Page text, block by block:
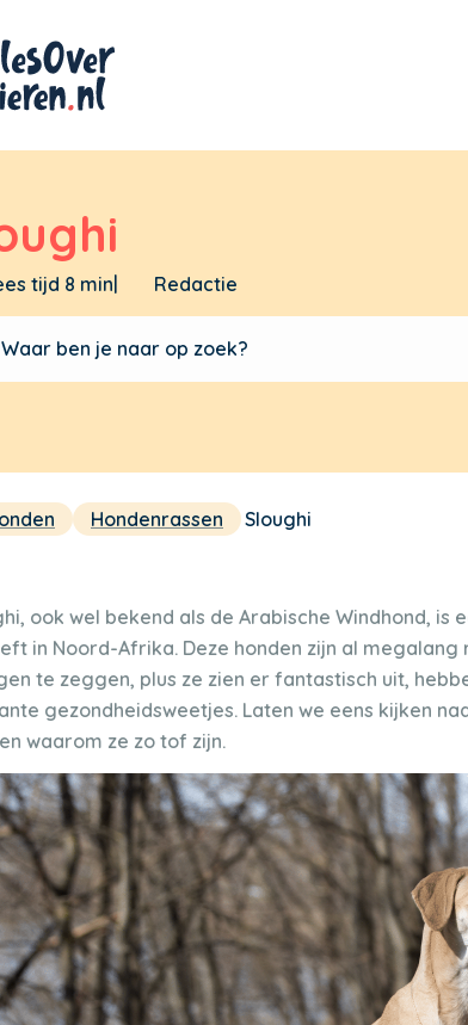
tijd 8 min| Redactie
Hondenrassen Sloughi
ook wel bekend als de Arabische Windhond, is
in Noord-Afrika. Deze honden zijn al megalang
te zeggen, plus ze zien er fantastisch uit,
gezondheidsweetjes. Laten we eens kijken
waarom ze zo tof zijn.